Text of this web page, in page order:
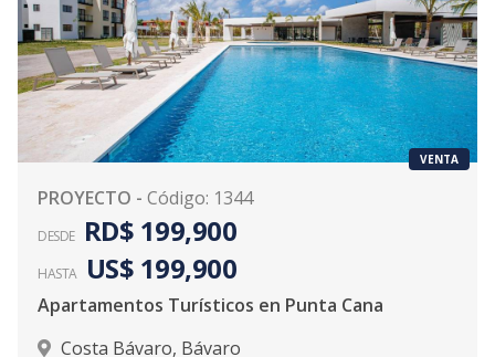
VENTA
PROYECTO - Código: 1344
DESDE RD$ 199,900
HASTA US$ 199,900
Apartamentos Turísticos en Punta Cana
Costa Bávaro, Bávaro